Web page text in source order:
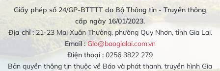
Giấy phép số 24/GP-BTTTT do Bộ Thông tin - Truyền thông
cấp ngày 16/01/2023.
Địa chỉ :21-23 Mai Xuân Thưởng, phường Quy Nhơn, tỉnh Gia Lai.
Email : Glo@baogialai.com.vn
Điện thoại : 0256 3822 279
Bản quyền thông tin thuộc về Báo và phát thanh, truyền hình Gia